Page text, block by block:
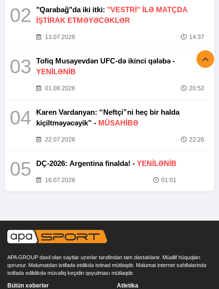
02 "Qarabağ"da iki itki: "VESTRİ" İLƏ MATÇDA
İŞTİRAK ETMƏYƏCƏKLƏR
13.07.2026 14:37
03
Tofiq Musayevdən UFC-də ikinci qələbə -
YENİLƏNİB
01.08.2026 20:52
04
Karen Vardanyan: “Neftçi”ni heç bir halda
kiçiltməyəcəyik” - MÜSAHİBƏ
22.07.2026 22:26
05 DÇ-2026: Argentina finalda! - YENİLƏNİB
16.07.2026 01:01
APA GROUP daxil olan saytlar uzerlər tərəfindən tam dəstəklənir. Müəllif hüquqları
qorunur. Məlumatdan istifadə etdikdə istinad mütləqdir. Məlumat internet səhifələrində
istifadə edildikdə müvafiq keçidin qoyulması mütləqdir.
Bütün xəbərlər Atletika